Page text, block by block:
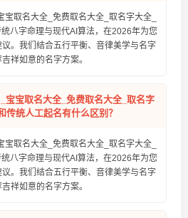
取名大全_免费取名大全_取名字大全_
八字命理与现代AI算法，在2026年为您
。我们结合五行平衡、音律美学与名字
祥如意的名字方案。
宝宝取名大全_免费取名大全_取名字
传统人工起名有什么区别？
取名大全_免费取名大全_取名字大全_
八字命理与现代AI算法，在2026年为您
。我们结合五行平衡、音律美学与名字
祥如意的名字方案。